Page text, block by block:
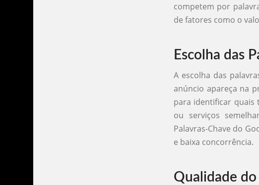
competem por
de fatores como o
Escolha das
A escolha das
anúncio apareça na
para identificar quais
ou serviços
Palavras-Chave do
e baixa concorrência.
Qualidade